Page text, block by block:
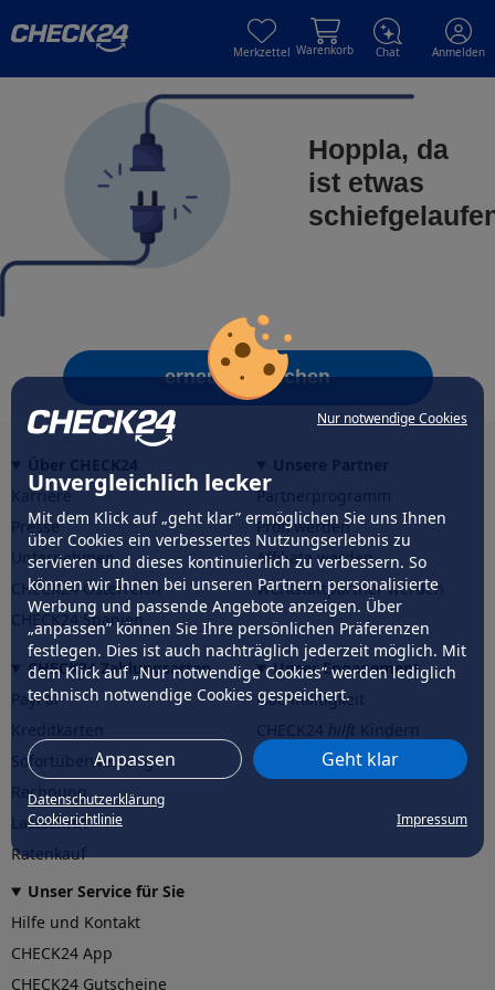
Nur notwendige Cookies
Unvergleichlich lecker
Mit dem Klick auf „geht klar” ermöglichen Sie uns Ihnen
über Cookies ein verbessertes Nutzungserlebnis zu
servieren und dieses kontinuierlich zu verbessern. So
können wir Ihnen bei unseren Partnern personalisierte
Werbung und passende Angebote anzeigen. Über
„anpassen” können Sie Ihre persönlichen Präferenzen
festlegen. Dies ist auch nachträglich jederzeit möglich. Mit
dem Klick auf „Nur notwendige Cookies” werden lediglich
technisch notwendige Cookies gespeichert.
Anpassen Geht klar
Datenschutzerklärung
Cookierichtlinie
Impressum
Merkzettel Warenkorb Chat Anmelden
Hoppla, da
ist etwas
erneut versuchen
Karriere
Presse
Unternehmen
CHECK24 Österreich
CHECK24 Spanien
Partnerprogramm
Profi werden
Affiliate werden
Werkstattpartner werden
CHECK24 Zahlungsarten
PayPal
Sofortüberweisung
Rechnung
Lastschrift
Ratenkauf
Unser Engagement
Nachhaltigkeit
CHECK24hilftder Natur
Unser Service für Sie
Hilfe und Kontakt
CHECK24 App
CHECK24 Gutscheine